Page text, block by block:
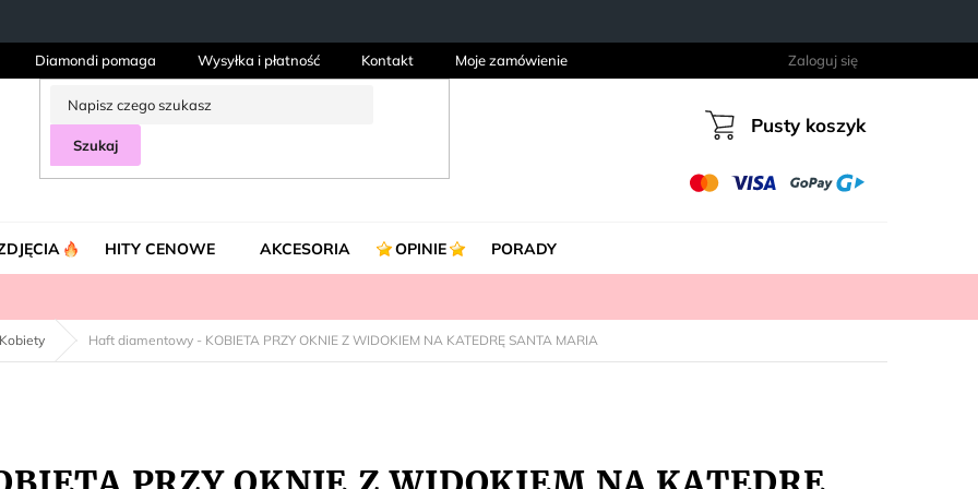
Diamondi pomaga Wysyłka i płatność Kontakt Moje zamówienie Zaloguj się
Szukaj Koszyk
Pusty koszyk
HITY CENOWE AKCESORIA OPINIE PORADY
Kobiety Haft diamentowy - KOBIETA PRZY OKNIE Z WIDOKIEM NA KATEDRĘ SANTA MARIA